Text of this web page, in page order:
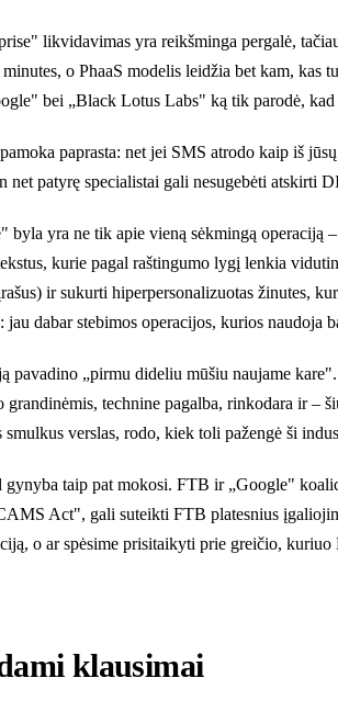
likvidavimas yra reikšminga pergalė,
o PhaaS modelis leidžia bet kam,
bei „Black Lotus Labs" ką tik parodė, kad
paprasta: net jei SMS atrodo kaip iš
net patyrę specialistai gali nesugebėti atskirti
byla yra ne tik apie vieną sėkmingą operaciją
kurie pagal raštingumo lygį lenkia
ir sukurti hiperpersonalizuotas žinutes,
dabar stebimos operacijos, kurios naudoja
pavadino „pirmu dideliu mūšiu naujame
grandinėmis, technine pagalba, rinkodara ir
verslas, rodo, kiek toli pažengė ši
gynyba taip pat mokosi. FTB ir „Google"
Act", gali suteikti FTB platesnius
o ar spėsime prisitaikyti prie greičio,
klausimai